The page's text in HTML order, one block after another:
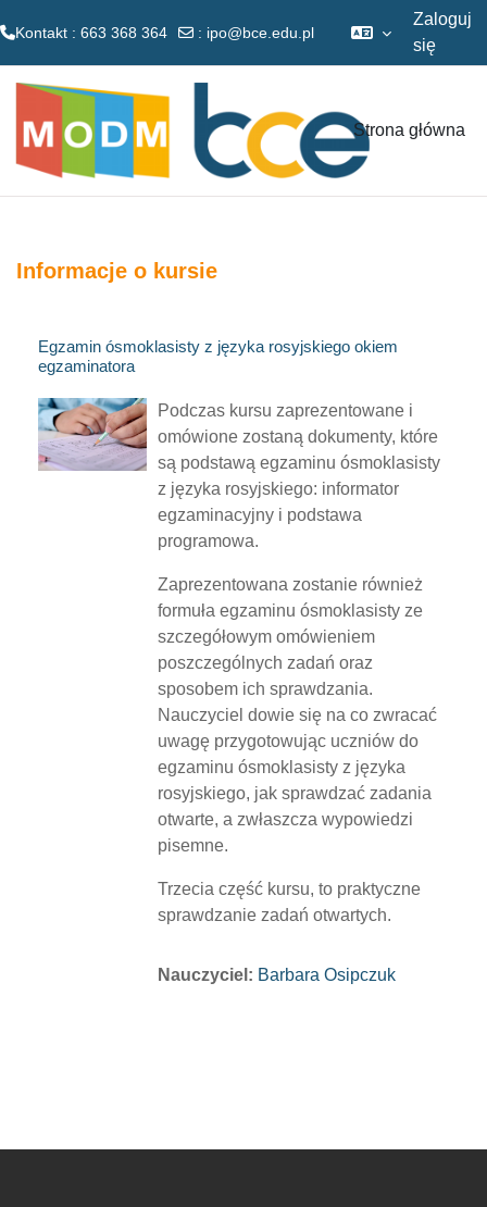
Kontakt : 663 368 364 : ipo@bce.edu.pl
Zaloguj
się
Strona główna
Informacje o kursie
Egzamin ósmoklasisty z języka rosyjskiego okiem
egzaminatora
Podczas kursu zaprezentowane i
omówione zostaną dokumenty, które
są podstawą egzaminu ósmoklasisty
z języka rosyjskiego: informator
egzaminacyjny i podstawa
programowa.
Zaprezentowana zostanie również
formuła egzaminu ósmoklasisty ze
szczegółowym omówieniem
poszczególnych zadań oraz
sposobem ich sprawdzania.
Nauczyciel dowie się na co zwracać
uwagę przygotowując uczniów do
egzaminu ósmoklasisty z języka
rosyjskiego, jak sprawdzać zadania
otwarte, a zwłaszcza wypowiedzi
pisemne.
Trzecia część kursu, to praktyczne
sprawdzanie zadań otwartych.
Nauczyciel: Barbara Osipczuk